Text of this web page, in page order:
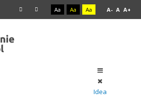
Aa Aa Aa A- A A+
Idea